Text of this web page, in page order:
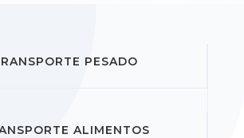
PESADO
ALIMENTOS